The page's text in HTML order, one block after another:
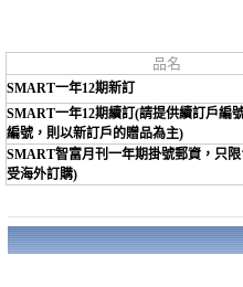
品名
SMART一年12期新訂
SMART一年12期續訂(請提供續訂戶編
編號，則以新訂戶的贈品為主)
SMART智富月刊一年期掛號郵資，只
受海外訂購)